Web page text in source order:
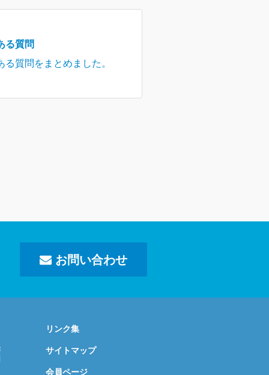
る質問
る質問をまとめました。
お問い合わせ
リンク集
サイトマップ
会員ページ